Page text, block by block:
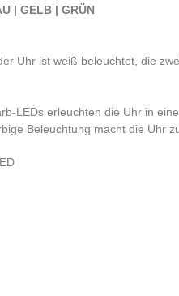
| GELB | GRÜN
Uhr ist weiß beleuchtet, die
LEDs erleuchten die Uhr in
Beleuchtung macht die Uhr